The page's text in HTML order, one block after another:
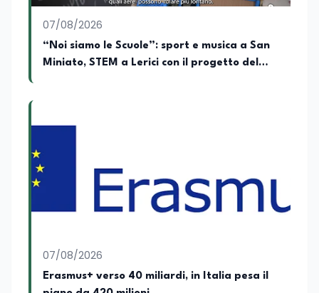
07/08/2026
“Noi siamo le Scuole”: sport e musica a San
Miniato, STEM a Lerici con il progetto del
07/08/2026
Erasmus+ verso 40 miliardi, in Italia pesa il